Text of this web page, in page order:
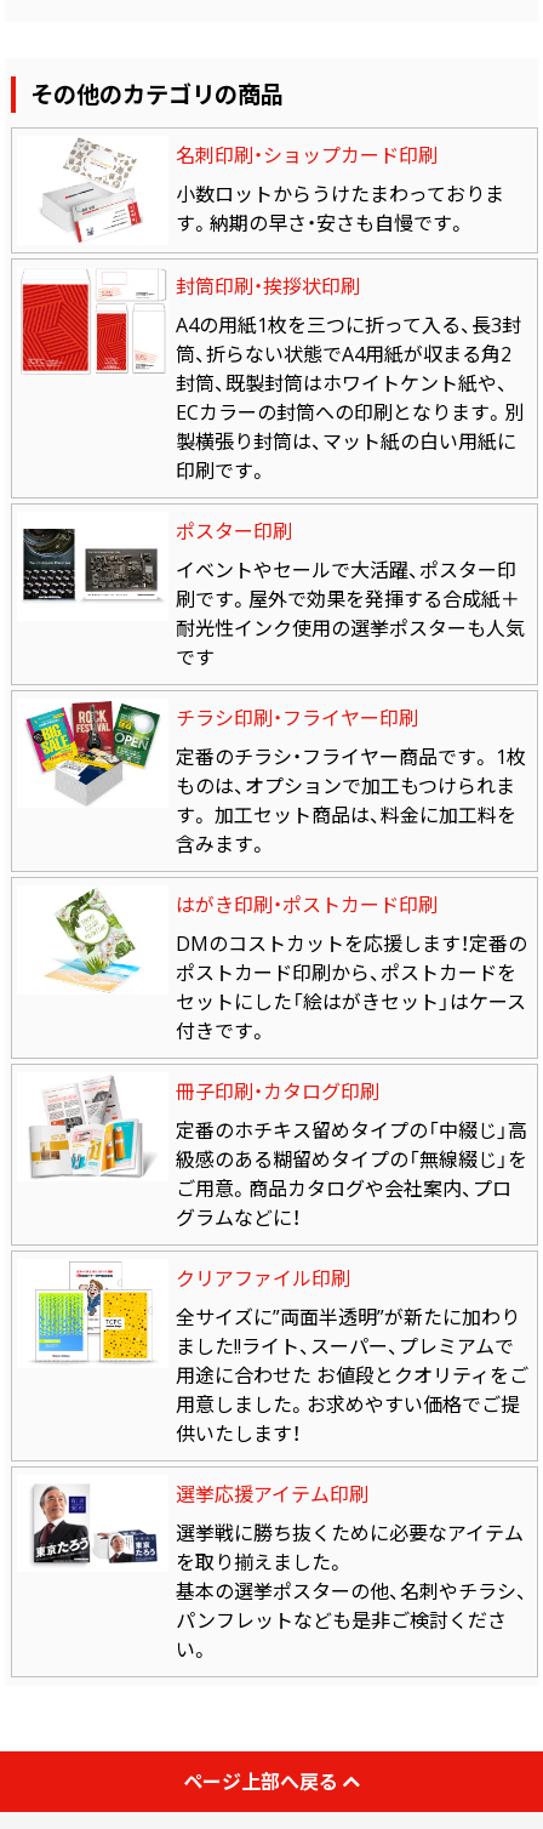
その他のカテゴリの商品
名刺印刷・ショップカード印刷
小数ロットからうけたまわっておりま
す。納期の早さ・安さも自慢です。
封筒印刷・挨拶状印刷
A4の用紙1枚を三つに折って入る、長3封
筒、折らない状態でA4用紙が収まる角2
封筒、既製封筒はホワイトケント紙や、
ECカラーの封筒への印刷となります。別
製横張り封筒は、マット紙の白い用紙に
印刷です。
ポスター印刷
イベントやセールで大活躍、ポスター印
刷です。屋外で効果を発揮する合成紙＋
耐光性インク使用の選挙ポスターも人気
です
チラシ印刷・フライヤー印刷
定番のチラシ・フライヤー商品です。 1枚
ものは、オプションで加工もつけられま
す。 加工セット商品は、料金に加工料を
含みます。
はがき印刷・ポストカード印刷
DMのコストカットを応援します！定番の
ポストカード印刷から、ポストカードを
セットにした「絵はがきセット」はケース
付きです。
冊子印刷・カタログ印刷
定番のホチキス留めタイプの「中綴じ」高
級感のある糊留めタイプの「無線綴じ」を
ご用意。商品カタログや会社案内、プロ
グラムなどに！
クリアファイル印刷
全サイズに”両面半透明”が新たに加わり
ました!!ライト、スーパー、プレミアムで
用途に合わせた お値段とクオリティをご
用意しました。お求めやすい価格でご提
供いたします！
選挙応援アイテム印刷
選挙戦に勝ち抜くために必要なアイテム
を取り揃えました。
基本の選挙ポスターの他、名刺やチラシ、
パンフレットなども是非ご検討くださ
い。
ページ上部へ戻る